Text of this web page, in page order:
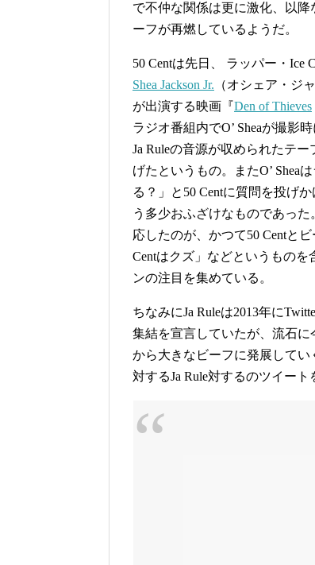
で不仲な関係は更に激化、以
ーフが再燃しているようだ。
50 Centは先日、 ラッパー・Ice
Shea Jackson Jr. （オシェア・ジ
が出演する映画『Den of Thieves
ラジオ番組内でO’ Sheaが撮影
Ja Ruleの音源が収められたテ
げたというもの。またO’ Shea
る？」と50 Centに質問を投げ
う多少おふざけなものであっ
応したのが、かつて50 Centと
Centはクズ」などというもの
ンの注目を集めている。
ちなみにJa Ruleは2013年に
集結を宣言していたが、流石に
から大きなビーフに発展して
対するJa Rule対するのツイート